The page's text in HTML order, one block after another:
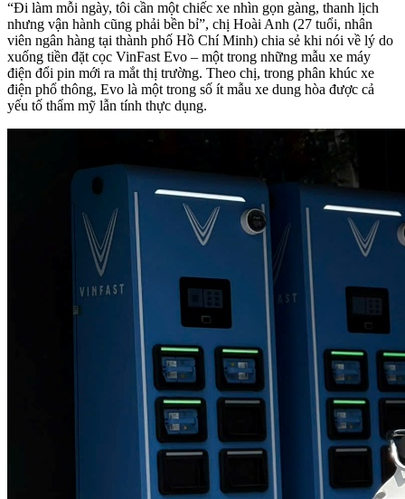
“Đi làm mỗi ngày, tôi cần một chiếc xe nhìn gọn gàng, thanh lịch
nhưng vận hành cũng phải bền bỉ”, chị Hoài Anh (27 tuổi, nhân
viên ngân hàng tại thành phố Hồ Chí Minh) chia sẻ khi nói về lý do
xuống tiền đặt cọc VinFast Evo – một trong những mẫu xe máy
điện đổi pin mới ra mắt thị trường. Theo chị, trong phân khúc xe
điện phổ thông, Evo là một trong số ít mẫu xe dung hòa được cả
yếu tố thẩm mỹ lẫn tính thực dụng.